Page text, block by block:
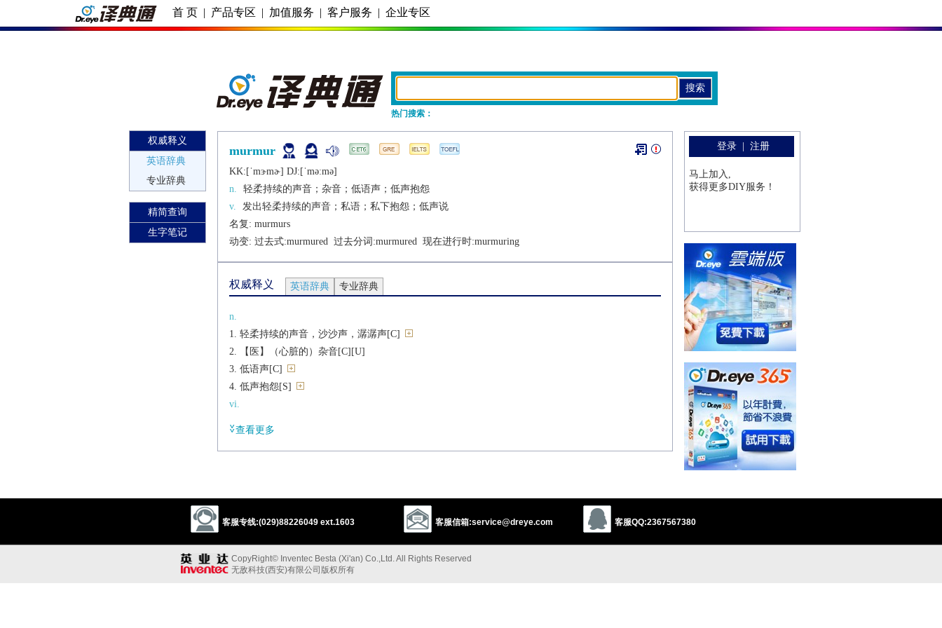
首 页 | 产品专区 | 加值服务 | 客户服务 | 企业专区
热门搜索：
权威释义
英语辞典
专业辞典
精简查询
生字笔记
murmur
KK:[ˈmɝmɚ] DJ:[ˈmǝːmǝ]
n.
轻柔持续的声音；杂音；低语声；低声抱怨
v.
发出轻柔持续的声音；私语；私下抱怨；低声说
名复: murmurs
动变: 过去式:murmured 过去分词:murmured 现在进行时:murmuring
权威释义 英语辞典 专业辞典
n.
轻柔持续的声音，沙沙声，潺潺声[C]
【医】（心脏的）杂音[C][U]
低语声[C]
低声抱怨[S]
vi.
n.
murmurer
辨析
查看更多
客服专线:(029)88226049 ext.1603 客服信箱:service@dreye.com 客服QQ:2367567380
CopyRight© Inventec Besta (Xi'an) Co.,Ltd. All Rights Reserved
无敌科技(西安)有限公司版权所有